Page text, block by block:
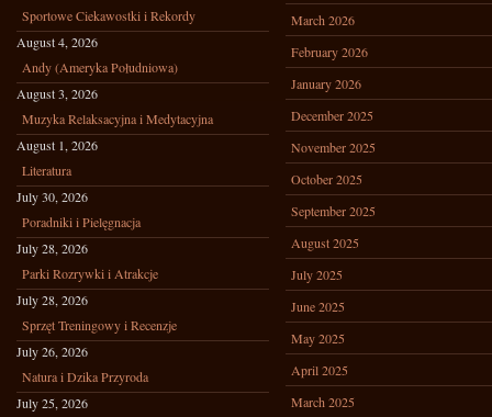
Sportowe Ciekawostki i Rekordy
August 4, 2026
Andy (Ameryka Południowa)
August 3, 2026
Muzyka Relaksacyjna i Medytacyjna
August 1, 2026
Literatura
July 30, 2026
Poradniki i Pielęgnacja
July 28, 2026
Parki Rozrywki i Atrakcje
July 28, 2026
Sprzęt Treningowy i Recenzje
July 26, 2026
Natura i Dzika Przyroda
July 25, 2026
March 2026
February 2026
January 2026
December 2025
November 2025
October 2025
September 2025
August 2025
July 2025
June 2025
May 2025
April 2025
March 2025